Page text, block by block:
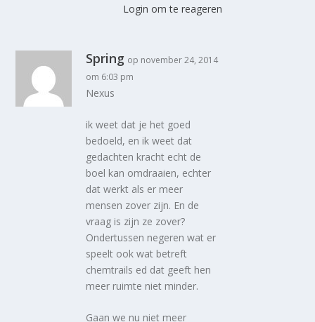
Login om te reageren
Spring op november 24, 2014
om 6:03 pm
Nexus
ik weet dat je het goed
bedoeld, en ik weet dat
gedachten kracht echt de
boel kan omdraaien, echter
dat werkt als er meer
mensen zover zijn. En de
vraag is zijn ze zover?
Ondertussen negeren wat er
speelt ook wat betreft
chemtrails ed dat geeft hen
meer ruimte niet minder.
Gaan we nu niet meer